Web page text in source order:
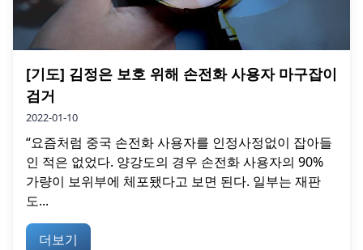
[기도] 김정은 보호 위해 손전화 사용자 마구잡이
검거
2022-01-10
“요즘처럼 중국 손전화 사용자를 인정사정없이 잡아들
인 적은 없었다. 양강도의 경우 손전화 사용자의 90%
가량이 보위부에 체포됐다고 보면 된다. 일부는 재판
도...
더보기